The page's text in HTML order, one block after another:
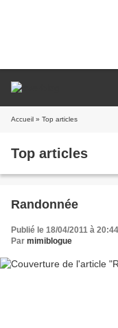
Accueil » Top articles
Top articles
Randonnée
Publié le 18/04/2011 à 20:44
Par mimiblogue